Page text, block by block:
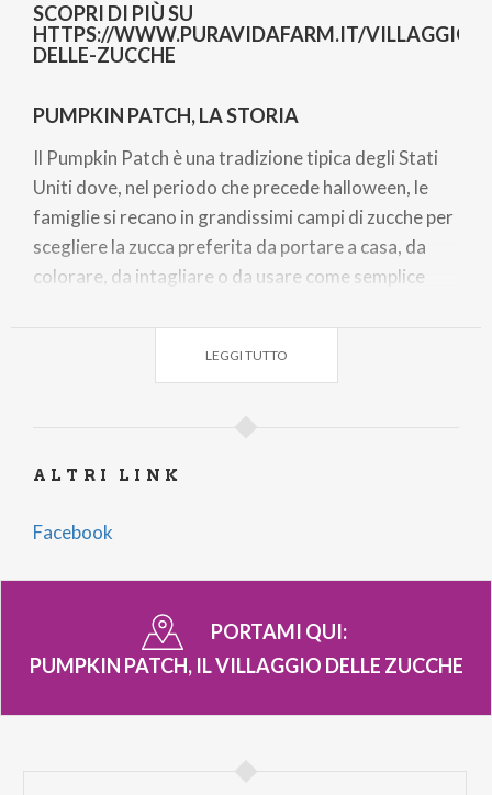
SCOPRI DI PIÙ SU
HTTPS://WWW.PURAVIDAFARM.IT/VILLAGGIO-
DELLE-ZUCCHE
PUMPKIN PATCH, LA STORIA
Il Pumpkin Patch è una tradizione tipica degli Stati
Uniti dove, nel periodo che precede halloween, le
famiglie si recano in grandissimi campi di zucche per
scegliere la zucca preferita da portare a casa, da
colorare, da intagliare o da usare come semplice
volta il Villaggio delle Zucche, con l’obiettivo di far
vivere a tutti l’emozione di questa magica
LEGGI TUTTO
ALTRI LINK
Facebook
PORTAMI QUI:
PUMPKIN PATCH, IL VILLAGGIO DELLE ZUCCHE